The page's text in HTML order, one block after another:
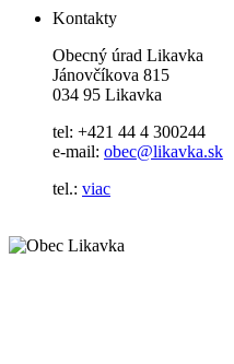
Kontakty
Obecný úrad Likavka
Jánovčíkova 815
034 95 Likavka
tel: +421 44 4 300244
e-mail: obec@likavka.sk
tel.: viac